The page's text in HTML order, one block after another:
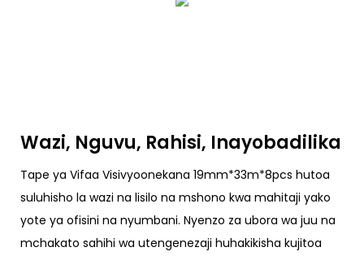
Wazi, Nguvu, Rahisi, Inayobadilika
Tape ya Vifaa Visivyoonekana 19mm*33m*8pcs hutoa
suluhisho la wazi na lisilo na mshono kwa mahitaji yako
yote ya ofisini na nyumbani. Nyenzo za ubora wa juu na
mchakato sahihi wa utengenezaji huhakikisha kujitoa